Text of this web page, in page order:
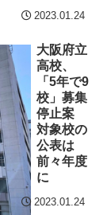
！アトラクショ
もこれも1500
に
本よ、お前がナ
」 熊本地震直
応のスピード
2023.01.24
大阪府立
高校、
「5年で9
校」募集
停止案
対象校の
公表は
前々年度
に
2023.01.24